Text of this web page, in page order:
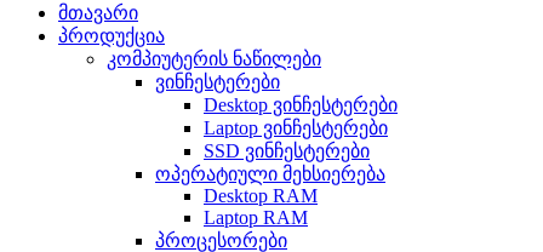
მთავარი
პროდუქცია
კომპიუტერის ნაწილები
ვინჩესტერები
Desktop ვინჩესტერები
Laptop ვინჩესტერები
SSD ვინჩესტერები
ოპერატიული მეხსიერება
Desktop RAM
Laptop RAM
პროცესორები